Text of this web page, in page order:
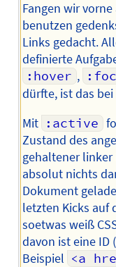
Fangen wir
benutzen
Links gedacht.
definierte
:hover ,
dürfte, ist das bei
Mit :active
Zustand des
gehaltener linker
absolut nichts
Dokument
letzten Kicks auf
soetwas weiß
davon ist eine ID
Beispiel <a